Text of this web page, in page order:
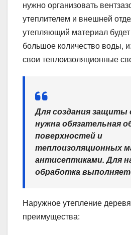
нужно организовать
утеплителем и внешней
утепляющий материал
большое количество воды,
свои теплоизоляционные
Для создания защиты
нужна обязательная
поверхностей и
теплоизоляционных
антисептиками. Для
обработка
Наружное утепление
преимущества: